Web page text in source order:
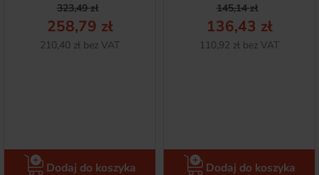
Cena podstawowa
323,49 zł
Cena
258,79 zł
Netto
210,40 zł bez VAT
Dodaj do koszyka
Cena
145,14 zł
Cena
136,43 zł
Netto
110,92 zł bez VAT
Dodaj do koszyka